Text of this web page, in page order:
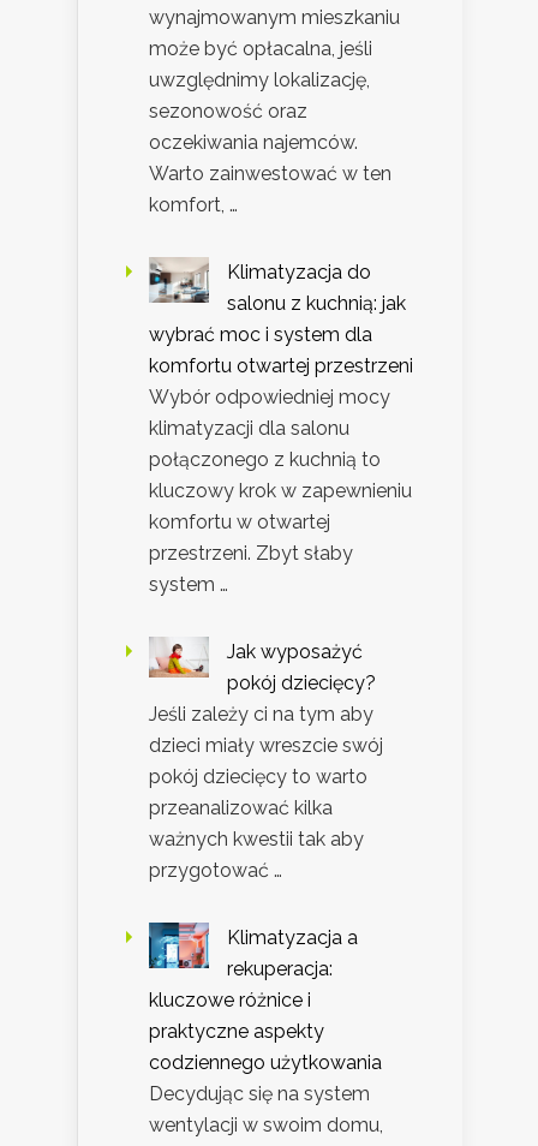
wynajmowanym mieszkaniu
może być opłacalna, jeśli
uwzględnimy lokalizację,
sezonowość oraz
oczekiwania najemców.
Warto zainwestować w ten
komfort, …
Klimatyzacja do
salonu z kuchnią: jak
wybrać moc i system dla
komfortu otwartej przestrzeni
Wybór odpowiedniej mocy
klimatyzacji dla salonu
połączonego z kuchnią to
kluczowy krok w zapewnieniu
komfortu w otwartej
przestrzeni. Zbyt słaby
system …
Jak wyposażyć
pokój dziecięcy?
Jeśli zależy ci na tym aby
dzieci miały wreszcie swój
pokój dziecięcy to warto
przeanalizować kilka
ważnych kwestii tak aby
przygotować …
Klimatyzacja a
rekuperacja:
kluczowe różnice i
praktyczne aspekty
codziennego użytkowania
Decydując się na system
wentylacji w swoim domu,